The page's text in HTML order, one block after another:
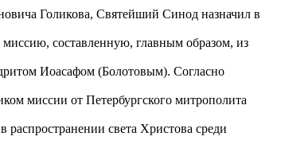
Голикова, Святейший Синод назначил в
составленную, главным образом, из
Иоасафом (Болотовым). Согласно
миссии от Петербургского митрополита
распространении света Христова среди